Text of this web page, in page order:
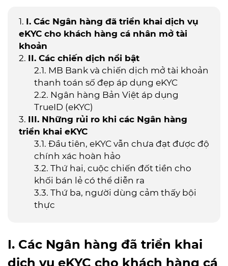
I. Các Ngân hàng đã triển khai dịch vụ
eKYC cho khách hàng cá nhân mở tài
khoản
II. Các chiến dịch nổi bật
MB Bank và chiến dịch mở tài khoản
thanh toán số đẹp áp dụng eKYC
Ngân hàng Bản Việt áp dụng
TrueID (eKYC)
III. Những rủi ro khi các Ngân hàng
triển khai eKYC
Đầu tiên, eKYC vẫn chưa đạt được độ
chính xác hoàn hảo
Thứ hai, cuộc chiến đốt tiền cho
khối bán lẻ có thể diễn ra
Thứ ba, người dùng cảm thấy bội
thực
I. Các Ngân hàng đã triển khai
dịch vụ eKYC cho khách hàng cá